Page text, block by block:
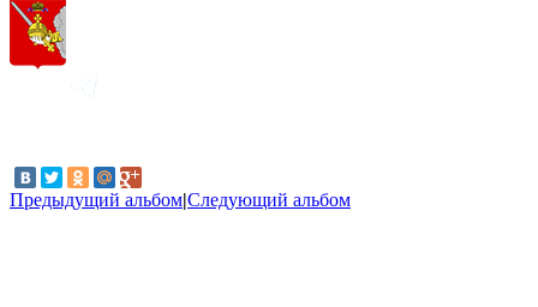
Предыдущий альбом|Следующий альбом